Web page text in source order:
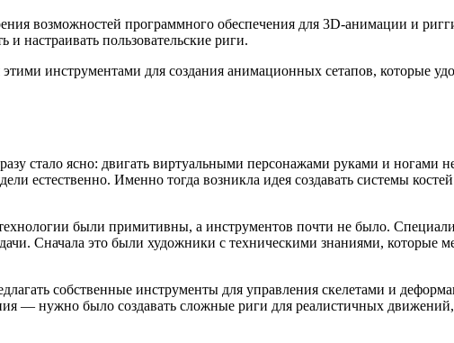
возможностей программного обеспечения для 3D-анимации и
настраивать пользовательские риги.
инструментами для создания анимационных сетапов, которые
стало ясно: двигать виртуальными персонажами руками и ногами
естественно. Именно тогда возникла идея создавать системы
были примитивны, а инструментов почти не было.
Сначала это были художники с техническими знаниями, которые
собственные инструменты для управления скелетами и
— нужно было создавать сложные риги для реалистичных